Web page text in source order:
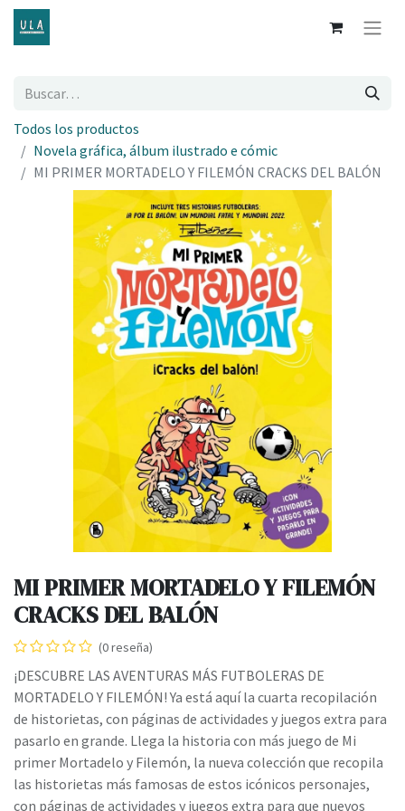
Todos los productos
Novela gráfica, álbum ilustrado e cómic
MI PRIMER MORTADELO Y FILEMÓN CRACKS DEL BALÓN
MI PRIMER MORTADELO Y FILEMÓN
CRACKS DEL BALÓN
(0 reseña)
¡DESCUBRE LAS AVENTURAS MÁS FUTBOLERAS DE
MORTADELO Y FILEMÓN! Ya está aquí la cuarta recopilación
de historietas, con páginas de actividades y juegos extra para
pasarlo en grande. Llega la historia con más juego de Mi
primer Mortadelo y Filemón, la nueva colección que recopila
las historietas más famosas de estos icónicos personajes,
con páginas de actividades y juegos extra para que nuevos